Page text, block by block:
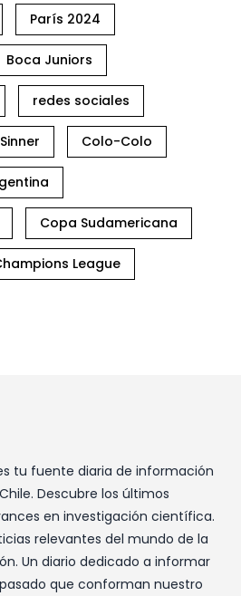
París 2024
Boca Juniors
redes sociales
Colo-Colo
Copa Sudamericana
League
tu fuente diaria de información
Descubre los últimos
en investigación científica.
relevantes del mundo de la
Un diario dedicado a informar
que conforman nuestro